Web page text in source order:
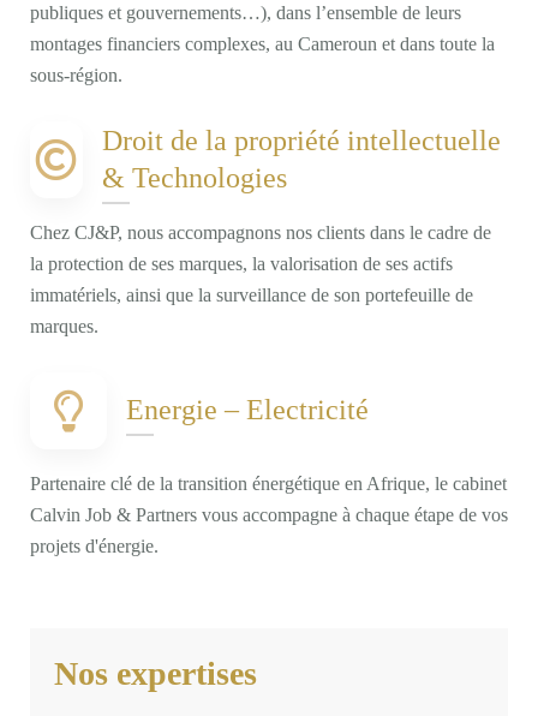
publiques et gouvernements…), dans l’ensemble de leurs
montages financiers complexes, au Cameroun et dans toute la
sous-région.
Droit de la propriété intellectuelle
& Technologies
Chez CJ&P, nous accompagnons nos clients dans le cadre de
la protection de ses marques, la valorisation de ses actifs
immatériels, ainsi que la surveillance de son portefeuille de
marques.
Energie – Electricité
Partenaire clé de la transition énergétique en Afrique, le cabinet
Calvin Job & Partners vous accompagne à chaque étape de vos
projets d'énergie.
Nos expertises